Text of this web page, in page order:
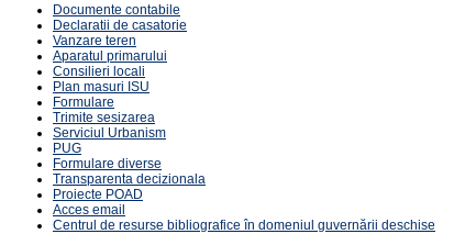
Documente contabile
Declaratii de casatorie
Vanzare teren
Aparatul primarului
Consilieri locali
Plan masuri ISU
Formulare
Trimite sesizarea
Serviciul Urbanism
PUG
Formulare diverse
Transparenta decizionala
Proiecte POAD
Acces email
Centrul de resurse bibliografice în domeniul guvernării deschise